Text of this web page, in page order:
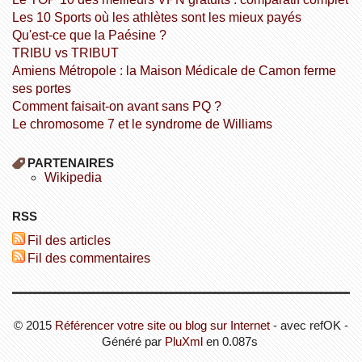
Les 10 Sports où les athlètes sont les mieux payés
Qu'est-ce que la Paésine ?
TRIBU vs TRIBUT
Amiens Métropole : la Maison Médicale de Camon ferme
ses portes
Comment faisait-on avant sans PQ ?
Le chromosome 7 et le syndrome de Williams
PARTENAIRES
wikipedia
RSS
Fil des articles
Fil des commentaires
© 2015 Référencer votre site ou blog sur Internet - avec refOK -
Généré par PluXml en 0.087s